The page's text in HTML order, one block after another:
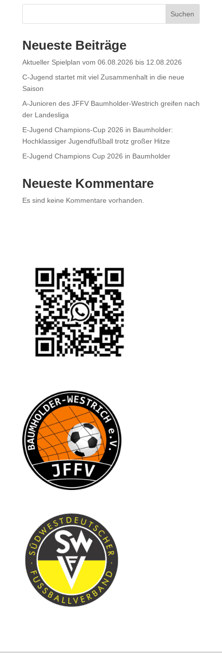
Suchen
Neueste Beiträge
Aktueller Spielplan vom 06.08.2026 bis 12.08.2026
C-Jugend startet mit viel Zusammenhalt in die neue
Saison
A-Junioren des JFFV Baumholder-Westrich greifen nach
der Landesliga
E-Jugend Champions-Cup 2026 in Baumholder:
Hochklassiger Jugendfußball trotz großer Hitze
E-Jugend Champions Cup 2026 in Baumholder
Neueste Kommentare
Es sind keine Kommentare vorhanden.